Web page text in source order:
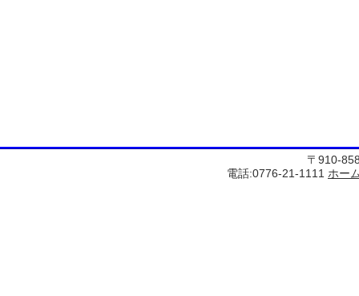
〒910-
電話:0776-21-1111 ホー